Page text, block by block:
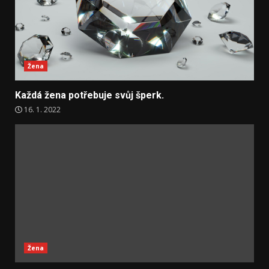
Žena
Každá žena potřebuje svůj šperk.
16. 1. 2022
Žena